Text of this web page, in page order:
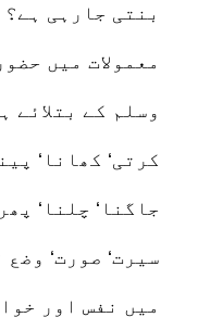
بنتی جارہی
معمولات میں
وسلم کے بتلائے
کرتی‘ کھانا‘
جاگنا‘ چلنا‘
سیرت‘ صورت‘ وضع
میں نفس اور